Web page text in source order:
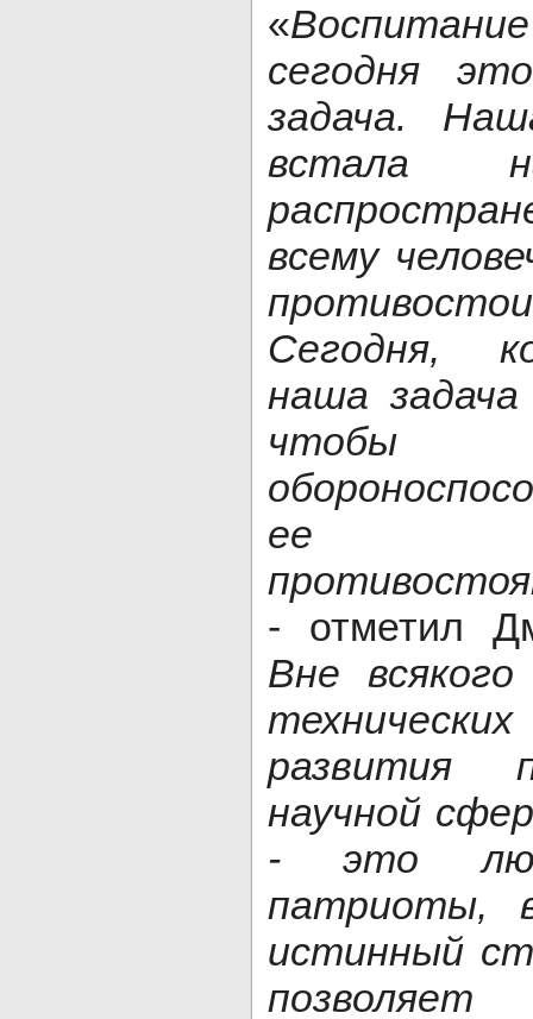
«
сегодня
задача.
встала
всему
Сегодня,
наша
чтобы
ее
- отметил
Вне
развития
научной
- это
патриоты,
истинный